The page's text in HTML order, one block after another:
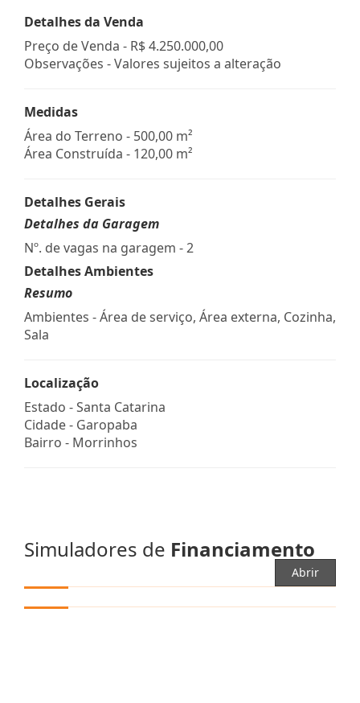
Detalhes da Venda
Preço de Venda - R$ 4.250.000,00
Observações - Valores sujeitos a alteração
Medidas
Área do Terreno - 500,00 m²
Área Construída - 120,00 m²
Detalhes Gerais
Detalhes da Garagem
Nº. de vagas na garagem - 2
Detalhes Ambientes
Resumo
Ambientes - Área de serviço, Área externa, Cozinha,
Sala
Localização
Estado -Santa Catarina
Cidade - Garopaba
Bairro - Morrinhos
Simuladores de Financiamento
Abrir